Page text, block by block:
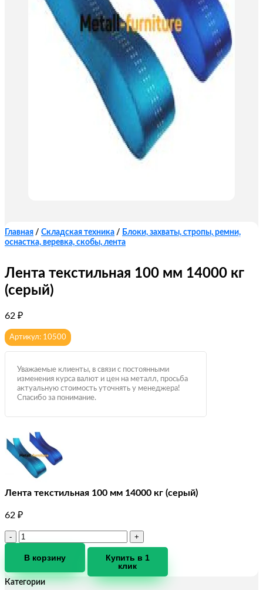
Главная / Складская техника / Блоки, захваты, стропы, ремни,
оснастка, веревка, скобы, лента
Лента текстильная 100 мм 14000 кг
(серый)
62 ₽
Артикул: 10500
Уважаемые клиенты, в связи с постоянными
изменения курса валют и цен на металл, просьба
актуальную стоимость уточнять у менеджера!
Спасибо за понимание.
Лента текстильная 100 мм 14000 кг (серый)
62 ₽
Количество
Лента
100
В корзину
Купить в 1
клик
Категории